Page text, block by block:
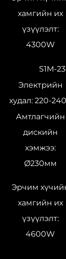
хамгийн их
үзүүлэлт:
4300W
S1M-
Электрийн
худал: 220-
Амтлагчийн
дискийн
хэмжээ:
Ø230мм
Эрчим
хамгийн их
үзүүлэлт:
4600W